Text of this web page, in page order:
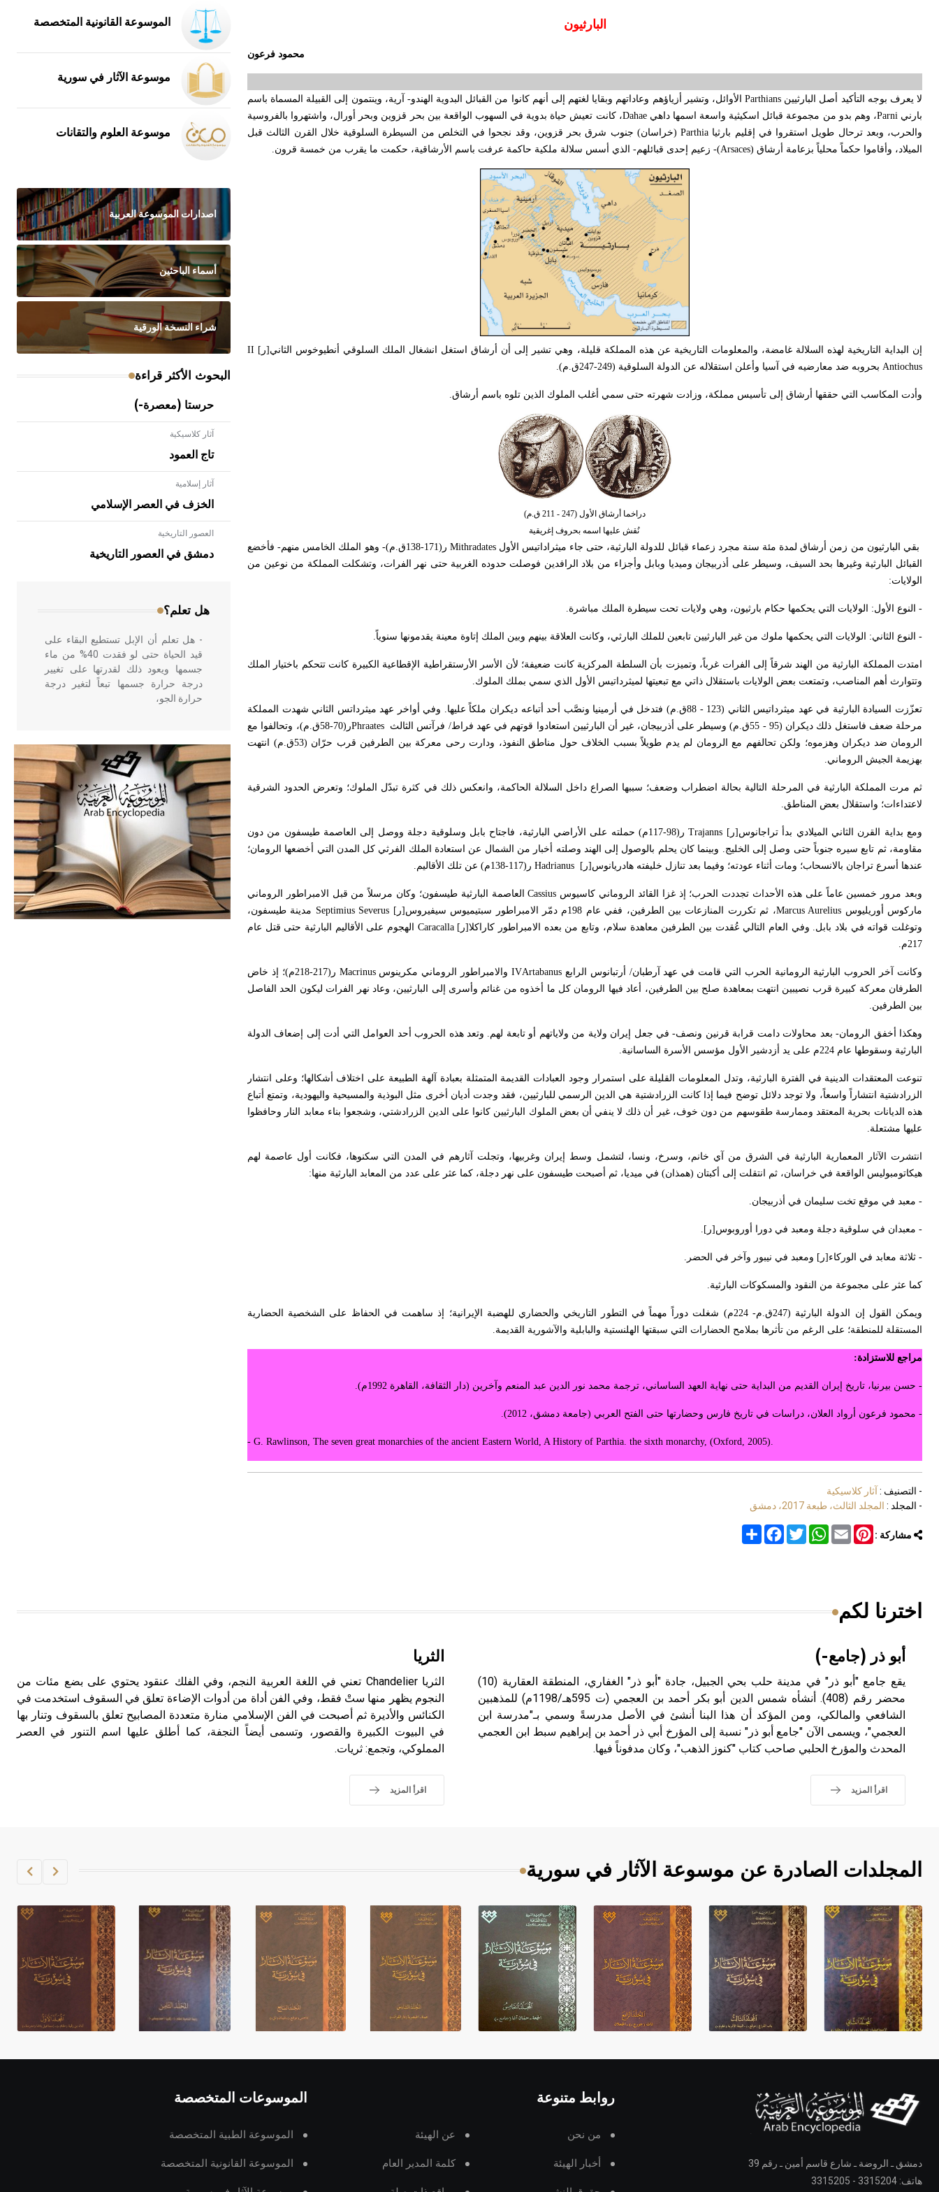
البارث‍يون
محمود فرعون
لا يعرف بوجه التأكيد أصل البارثيين Parthiansالأوائل، وتشير أزياؤهم وعاداتهم وبقايا لغتهم إلى أنهم كانوا من القبائل البدوية الهندو- آرية، وينتمون إلى القبيلة المسماة باسم
بارنيParni، وهم بدو من مجموعة قبائل اسكيثية واسعة اسمها داهيDahae، كانت تعيش حياة بدوية في السهوب الواقعة بين بحر قزوين وبحر أورال، واشتهروا بالفروسية
والحرب، وبعد ترحال طويل استقروا في إقليم بارثيا Parthia (خراسان) جنوب شرق بحر قزوين، وقد نجحوا في التخلص من السيطرة السلوقية خلال القرن الثالث قبل
الميلاد، وأقاموا حكماً محلياً بزعامة أرشاق (Arsaces)- زعيم إحدى قبائلهم- الذي أسس سلالة ملكية حاكمة عرفت باسم الأرشاقية، حكمت ما يقرب من خمسة قرون.
إن البداية التاريخية لهذه السلالة غامضة، والمعلومات التاريخية عن هذه المملكة قليلة، وهي تشير إلى أن أرشاق استغل انشغال الملك السلوقي أنطيوخوس الثاني[ر] II
Antiochus بحروبه ضد معارضيه في آسيا وأعلن استقلاله عن الدولة السلوقية (249-247ق.م).
وأدت المكاسب التي حققها أرشاق إلى تأسيس مملكة، وزادت شهرته حتى سمي أغلب الملوك الذين تلوه باسم أرشاق.
دراخما أرشاق الأول (247 - 211 ق.م)
نُقش عليها اسمه بحروف إغريقية
بقي البارثيون من زمن أرشاق لمدة مئة سنة مجرد زعماء قبائل للدولة البارثية، حتى جاء ميثراداتيس الأولMithradates
ر(171-138ق.م)- وهو الملك الخامس منهم- فأخضع
القبائل البارثية وغيرها بحد السيف، وسيطر على أذربيجان وميديا وبابل وأجزاء من بلاد الرافدين فوصلت حدوده الغربية حتى نهر الفرات، وتشكلت المملكة من نوعين من
الولايات:
- النوع الأول: الولايات التي يحكمها حكام بارثيون، وهي ولايات تحت سيطرة الملك مباشرة.
- النوع الثاني: الولايات التي يحكمها ملوك من غير البارثيين تابعين للملك البارثي، وكانت العلاقة بينهم وبين الملك إتاوة معينة يقدمونها سنوياً.
امتدت المملكة البارثية من الهند شرقاً إلى الفرات غرباً، وتميزت بأن السلطة المركزية كانت ضعيفة؛ لأن الأسر الأرستقراطية الإقطاعية الكبيرة كانت تتحكم باختيار الملك
وتتوارث أهم المناصب، وتمتعت بعض الولايات باستقلال ذاتي مع تبعيتها لميثرداتيس الأول الذي سمي بملك الملوك.
تعزّزت السيادة البارثية في عهد ميثرداتيس الثاني (123 - 88ق.م) فتدخل في أرمينيا ونصَّب أحد أتباعه ديكران ملكاً عليها. وفي أواخر عهد ميثرداتس الثاني شهدت المملكة
مرحلة ضعف فاستغل ذلك ديكران (95 - 55ق.م) وسيطر على أذربيجان، غير أن البارثيين استعادوا قوتهم في عهد فراط/ فرآتس الثالث
Phraates
ر(70-58ق.م)، وتحالفوا مع
الرومان ضد ديكران وهزموه؛ ولكن تحالفهم مع الرومان لم يدم طويلاً بسبب الخلاف حول مناطق النفوذ، ودارت رحى معركة بين الطرفين قرب حرّان (53ق.م) انتهت
بهزيمة الجيش الروماني.
ثم مرت المملكة البارثية في المرحلة التالية بحالة اضطراب وضعف؛ سببها الصراع داخل السلالة الحاكمة، وانعكس ذلك في كثرة تبدّل الملوك؛ وتعرض الحدود الشرقية
لاعتداءات؛ واستقلال بعض المناطق.
ومع بداية القرن الثاني الميلادي بدأ تراجانوس[ر] Trajanns
ر(98-117م) حملته على الأراضي البارثية، فاجتاح بابل وسلوقية دجلة ووصل إلى العاصمة طيسفون من دون
مقاومة، ثم تابع سيره جنوباً حتى وصل إلى الخليج. وبينما كان يحلم بالوصول إلى الهند وصلته أخبار من الشمال عن استعادة الملك الفرثي كل المدن التي أخضعها الرومان؛
عندها أسرع تراجان بالانسحاب؛ ومات أثناء عودته؛ وفيما بعد تنازل خليفته هادريانوس[ر]
Hadrianus ر(117-138م) عن تلك الأقاليم.
وبعد مرور خمسين عاماً على هذه الأحداث تجددت الحرب؛ إذ غزا القائد الروماني كاسيوس Cassiusالعاصمة البارثية طيسفون؛ وكان مرسلاً من قبل الامبراطور الروماني
ماركوس أوريليوس Marcus Aurelius، ثم تكررت المنازعات بين الطرفين، ففي عام 198م دمّر الامبراطور سبتيميوس سيفيروس[ر] Septimius Severus مدينة طيسفون،
وتوغلت قواته في بلاد بابل. وفي العام التالي عُقدت بين الطرفين معاهدة سلام، وتابع من بعده الامبراطور كاراكلا[ر]Caracalla الهجوم على الأقاليم البارثية حتى قتل عام
217م.
وكانت آخر الحروب البارثية الرومانية الحرب التي قامت في عهد آرطبان/ أرتبانوس الرابعArtabanus
IV والامبراطور الروماني مكرينوسMacrinus
ر(217-218م)؛ إذ خاض
الطرفان معركة كبيرة قرب نصيبين انتهت بمعاهدة صلح بين الطرفين، أعاد فيها الرومان كل ما أخذوه من غنائم وأسرى إلى البارثيين، وعاد نهر الفرات ليكون الحد الفاصل
بين الطرفين.
وهكذا أخفق الرومان- بعد محاولات دامت قرابة قرنين ونصف- في جعل إيران ولاية من ولاياتهم أو تابعة لهم. وتعد هذه الحروب أحد العوامل التي أدت إلى إضعاف الدولة
البارثية وسقوطها عام 224م على يد أزدشير الأول مؤسس الأسرة الساسانية.
تنوعت المعتقدات الدينية في الفترة البارثية، وتدل المعلومات القليلة على استمرار وجود العبادات القديمة المتمثلة بعبادة آلهة الطبيعة على اختلاف أشكالها؛ وعلى انتشار
الزرادشتية انتشاراً واسعاً، ولا توجد دلائل توضح فيما إذا كانت الزرادشتية هي الدين الرسمي للبارثيين، فقد وجدت أديان أخرى مثل البوذية والمسيحية واليهودية، وتمتع أتباع
هذه الديانات بحرية المعتقد وممارسة طقوسهم من دون خوف، غير أن ذلك لا ينفي أن بعض الملوك البارثيين كانوا على الدين الزرادشتي، وشجعوا بناء معابد النار وحافظوا
عليها مشتعلة.
انتشرت الآثار المعمارية البارثية في الشرق من آي خانم، وسرخ، ونسا، لتشمل وسط إيران وغربيها، وتجلت آثارهم في المدن التي سكنوها، فكانت أول عاصمة لهم
هيكاتومبوليس الواقعة في خراسان، ثم انتقلت إلى أكبتان (همذان) في ميديا، ثم أصبحت طيسفون على نهر دجلة، كما عثر على عدد من المعابد البارثية منها:
- معبد في موقع تخت سليمان في أذربيجان.
- معبدان في سلوقية دجلة ومعبد في دورا أوروبوس[ر].
- ثلاثة معابد في الوركاء[ر] ومعبد في نيبور وآخر في الحضر.
كما عثر على مجموعة من النقود والمسكوكات البارثية.
ويمكن القول إن الدولة البارثية (247ق.م- 224م) شغلت دوراً مهماً في التطور التاريخي والحضاري للهضبة الإيرانية؛ إذ ساهمت في الحفاظ على الشخصية الحضارية
المستقلة للمنطقة؛ على الرغم من تأثرها بملامح الحضارات التي سبقتها الهلنستية والبابلية والآشورية القديمة.
مراجع للاستزادة:
- حسن بيرنيا، تاريخ إيران القديم من البداية حتى نهاية العهد الساساني، ترجمة محمد نور الدين عبد المنعم وآخرين (دار الثقافة، القاهرة 1992م).
- محمود فرعون أرواد العلان، دراسات في تاريخ فارس وحضارتها حتى الفتح العربي (جامعة دمشق، 2012).
- G. Rawlinson, The seven great monarchies of the ancient Eastern World, A History of Parthia. the sixth monarchy, (Oxford, 2005).
- التصنيف : آثار كلاسيكية
- المجلد : المجلد الثالث، طبعة 2017، دمشق
مشاركة : Share
FacebookTwitter
WhatsAppEmail
Pinterest
الموسوعة القانونية المتخصصة
موسوعة الآثار في سورية
موسوعة العلوم والتقانات
اصدارات الموسوعة العربية
أسماء الباحثين
شراء النسخة الورقية
البحوث الأكثر قراءة
حرستا (معصرة-)
آثار كلاسيكية
تاج العمود
آثار إسلامية
الخزف في العصر الإسلامي
العصور التاريخية
دمشق في العصور التاريخية
هل تعلم؟
- هل تعلم أن الأبلق نوع من الفنون
الهندسية التي ارتبطت بالعمارة الإسلامية
في بلاد الشام ومصر خاصة، حيث يحرص
- هل تعلم أن الإبل تستطيع البقاء على
قيد الحياة حتى لو فقدت 40% من ماء
جسمها ويعود ذلك لقدرتها على تغيير
درجة حرارة جسمها تبعاً لتغير درجة
حرارة الجو،
- هل تعلم أن أبقراط كتب في الطب
أربعة مؤلفات هي: الحكم، الأدلة، تنظيم
التغذية، ورسالته في جروح الرأس.
ويعود له الفضل بأنه حرر الطب من
الدين والفلسفة.
- هل تعلم أن المرجان إفراز حيواني
يتكون في البحر ويتركب من مادة
كربونات الكلسيوم، وهو أحمر أو شديد
الحمرة وهو أجود أنواعه، ويمتاز بكبر
الحجم ويسمى الش
اخترنا لكم
أبو ذر (جامع-)
يقع جامع "أبو ذر" في مدينة حلب بحي الجبيل، جادة "أبو ذر" الغفاري، المنطقة العقارية (10)
محضر رقم (408). أنشأه شمس الدين أبو بكر أحمد بن العجمي (ت 595هـ/1198م) للمذهبين
الشافعي والمالكي، ومن المؤكد أن هذا البنا أنشئ في الأصل مدرسةً وسمي بـ"مدرسة ابن
العجمي"، ويسمى الآن "جامع أبو ذر" نسبة إلى المؤرخ أبي ذر أحمد بن إبراهيم سبط ابن العجمي
المحدث والمؤرخ الحلبي صاحب كتاب "كنوز الذهب"، وكان مدفوناً فيها.
اقرأ المزيد
الثريا
الثريا Chandelier تعني في اللغة العربية النجم، وفي الفلك عنقود يحتوي على بضع مئات من
النجوم يظهر منها ستْ فقط، وفي الفن أداة من أدوات الإضاءة تعلق في السقوف استخدمت في
الكنائس والأديرة ثم أصبحت في الفن الإسلامي منارة متعددة المصابيح تعلق بالسقوف وتنار بها
في البيوت الكبيرة والقصور، وتسمى أيضاً النجفة، كما أطلق عليها اسم التنور في العصر
المملوكي، وتجمع: ثريات.
اقرأ المزيد
المجلدات الصادرة عن موسوعة الآثار في سورية
دمشق ـ الروضة ـ شارع قاسم أمين ـ رقم 39
هاتف: 3315204 - 3315205
روابط متنوعة
من نحن عن الهيئة
أخبار الهيئة كلمة المدير العام
الموسوعات المتخصصة
الموسوعة الطبية المتخصصة
الموسوعة القانونية المتخصصة